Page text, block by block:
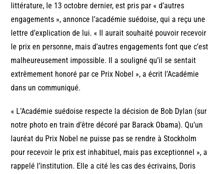
littérature, le 13 octobre dernier, est pris par « d’autres
engagements », annonce l’académie suédoise, qui a reçu une
lettre d’explication de lui. « Il aurait souhaité pouvoir recevoir
le prix en personne, mais d’autres engagements font que c’est
malheureusement impossible. Il a souligné qu’il se sentait
extrêmement honoré par ce Prix Nobel », a écrit l’Académie
dans un communiqué.
« L’Académie suédoise respecte la décision de Bob Dylan (sur
notre photo en train d’être décoré par Barack Obama). Qu’un
lauréat du Prix Nobel ne puisse pas se rendre à Stockholm
pour recevoir le prix est inhabituel, mais pas exceptionnel », a
rappelé l’institution. Elle a cité les cas des écrivains, Doris